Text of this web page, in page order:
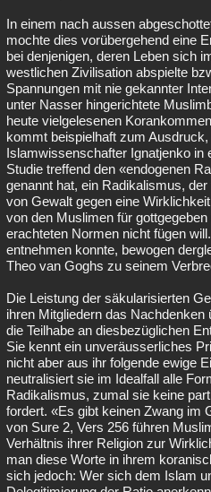
In einem nach aussen
mochte dies vorübergehend eine
bei denjenigen, deren Leben sich
westlichen Zivilisation abspielte
Spannungen mit nie gekannter
unter Nasser hingerichtete
heute vielgelesenen
kommt beispielhaft zum
Islamwissenschafter Ignatjenko in
Studie treffend den «endogenen
genannt hat, ein Radikalismus,
von Gewalt gegen eine
von den Muslimen für
erachteten Normen nicht fügen
entnehmen konnte, bewogen
Theo van Goghs zu seinem
Die Leistung der säkularisierten
ihren Mitgliedern das
die Teilhabe an diesbezüglichen
Sie kennt ein unveräusserliches
nicht aber aus ihr folgende ewige
neutralisiert sie im Idealfall alle
Radikalismus, zumal sie keine
fordert. «Es gibt keinen Zwang im
von Sure 2, Vers 256 führen
Verhältnis ihrer Religion zur
man diese Worte in ihrem
sich jedoch: Wer sich dem Islam